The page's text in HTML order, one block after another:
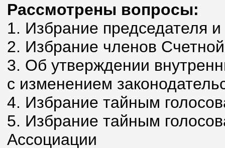
Рассмотрены вопросы:
1. Избрание председателя
2. Избрание членов
3. Об утверждении
с изменением
4. Избрание тайным
5. Избрание тайным
Ассоциации